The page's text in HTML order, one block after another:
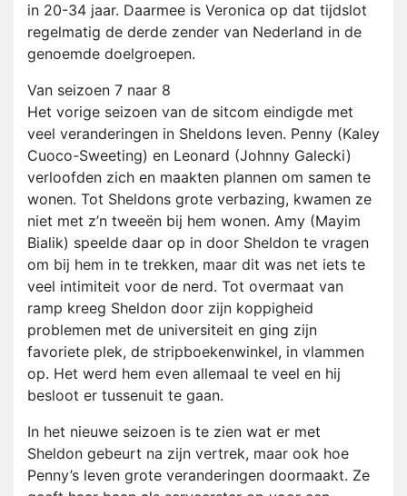
in 20-34 jaar. Daarmee is Veronica op dat tijdslot
regelmatig de derde zender van Nederland in de
genoemde doelgroepen.
Van seizoen 7 naar 8
Het vorige seizoen van de sitcom eindigde met
veel veranderingen in Sheldons leven. Penny (Kaley
Cuoco-Sweeting) en Leonard (Johnny Galecki)
verloofden zich en maakten plannen om samen te
wonen. Tot Sheldons grote verbazing, kwamen ze
niet met z’n tweeën bij hem wonen. Amy (Mayim
Bialik) speelde daar op in door Sheldon te vragen
om bij hem in te trekken, maar dit was net iets te
veel intimiteit voor de nerd. Tot overmaat van
ramp kreeg Sheldon door zijn koppigheid
problemen met de universiteit en ging zijn
favoriete plek, de stripboekenwinkel, in vlammen
op. Het werd hem even allemaal te veel en hij
besloot er tussenuit te gaan.
In het nieuwe seizoen is te zien wat er met
Sheldon gebeurt na zijn vertrek, maar ook hoe
Penny’s leven grote veranderingen doormaakt. Ze